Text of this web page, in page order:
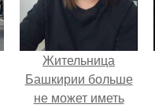
Жительница
Башкирии больше
не может иметь